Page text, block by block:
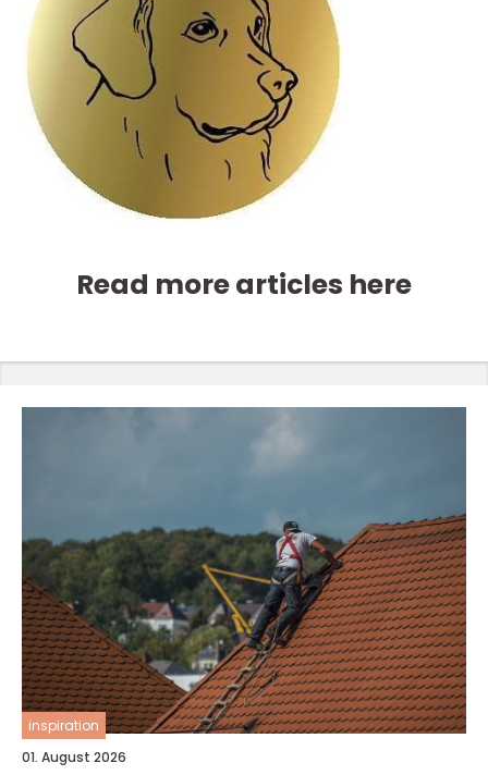
Read more articles here
inspiration
01. August 2026